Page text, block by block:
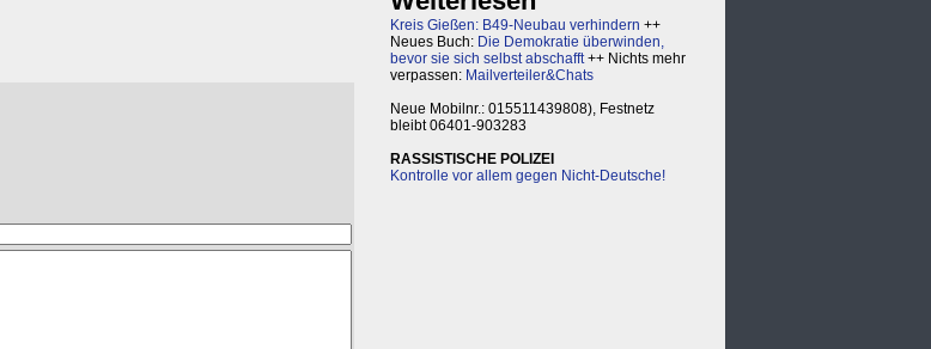
Kreis Gießen: B49-Neubau verhindern ++
Neues Buch: Die Demokratie überwinden,
bevor sie sich selbst abschafft++ Nichts mehr
verpassen: Mailverteiler&Chats
Neue Mobilnr.: 015511439808), Festnetz
bleibt 06401-903283
RASSISTISCHE POLIZEI
Kontrolle vor allem gegen Nicht-Deutsche!